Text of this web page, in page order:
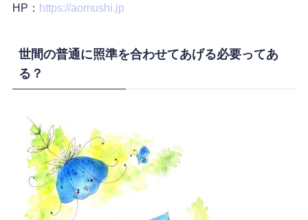
HP： https://aomushi.jp
世間の普通に照準を合わせてあげる必要ってあ
る？